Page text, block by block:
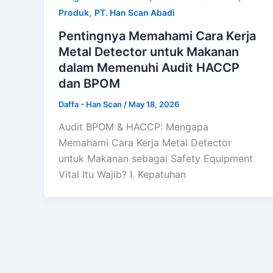
Produk, PT. Han Scan Abadi
Pentingnya Memahami Cara Kerja
Metal Detector untuk Makanan
dalam Memenuhi Audit HACCP
dan BPOM
Daffa - Han Scan / May 18, 2026
Audit BPOM & HACCP: Mengapa
Memahami Cara Kerja Metal Detector
untuk Makanan sebagai Safety Equipment
Vital Itu Wajib? I. Kepatuhan